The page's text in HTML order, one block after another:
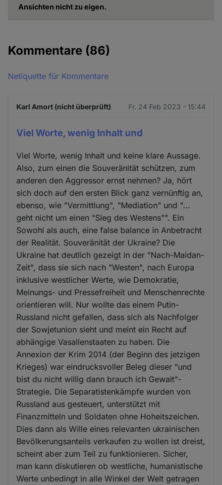
Ansichten nicht zu eigen.
Kommentare (86)
Netiquette für Kommentare
Karl Amort (nicht überprüft) Fr. 24 Feb 2023 - 15:44
Viel Worte, wenig Inhalt und
Viel Worte, wenig Inhalt und keine klare Aussage.
Also, zum einen die Souveränität schützen, zum
anderen den Aggressor ernst nehmen? Ja, hört
sich doch auf den ersten Blick ganz vernünftig an,
ebenso, wie "Vermittlung", "Mediation" und "...
geht nicht um einen "Sieg des Westens"". Ein
Sowohl als auch, eine false balance in Anbetracht
der Realität. Souveränität der Ukraine? Die
Ukraine hat deutlich gezeigt in der "Nach-Maidan-
Zeit", dass sie sich nach "Westen", nach Europa
inklusive westlicher Werte, wie Demokratie,
Meinungs- und Pressefreiheit und Menschenrechte
orientieren will. Nur wollte das einem Putin-
Russland nicht gefallen, dass sich als Nachfolger
der Sowjetunion sieht und meint ein Recht auf
abhängige Vasallenstaaten zu haben. Die
Annexion der Krim 2014 (der Beginn des jetzigen
Krieges) war eindrucksvoller Beleg dieser "und
bist du nicht willig dann brauch ich Gewalt"-
Strategie. Die Separatistenkämpfe wurden von
Russland aus gesteuert, unterstützt mit
Finanzmitteln und Soldaten ohne Hoheitszeichen.
Dies dann als Wille eines relevanten ukrainischen
Bevölkerungsanteils verkaufen zu wollen ist dreist,
scheint aber zum Teil zu funktionieren. Sicher,
man kann diskutieren ob westliche, humanistische
Werte unbedingt in alle Winkel der Welt getragen